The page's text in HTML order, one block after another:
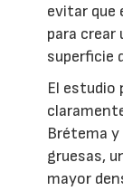
evitar que
para
superficie
El estudio
Brétema
gruesas,
mayor